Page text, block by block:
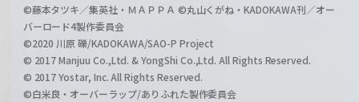
©藤本タツキ／集英社・ＭＡＰＰＡ ©丸山くがね・KADOKAWA刊／オー
バーロード4製作委員会
©2020 川原 礫/KADOKAWA/SAO-P Project
© 2017 Manjuu Co.,Ltd. & YongShi Co.,Ltd. All Rights Reserved.
© 2017 Yostar, Inc. All Rights Reserved.
©白米良・オーバーラップ/ありふれた製作委員会